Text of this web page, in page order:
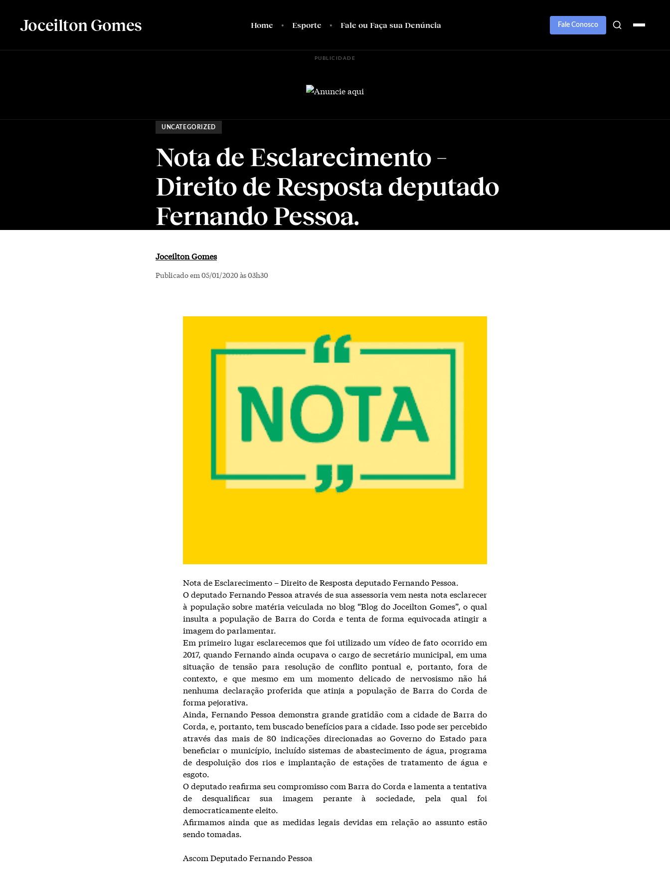
Joceilton Gomes Home Esporte Fale ou Faça sua Denúncia Fale Conosco
PUBLICIDADE
UNCATEGORIZED
Nota de Esclarecimento –
Direito de Resposta deputado
Fernando Pessoa.
Joceilton Gomes
Publicado em 05/01/2020 às 03h30
Nota de Esclarecimento – Direito de Resposta deputado Fernando Pessoa.
O deputado Fernando Pessoa através de sua assessoria vem nesta nota esclarecer
à população sobre matéria veiculada no blog “Blog do Joceilton Gomes”, o qual
insulta a população de Barra do Corda e tenta de forma equivocada atingir a
imagem do parlamentar.
Em primeiro lugar esclarecemos que foi utilizado um vídeo de fato ocorrido em
2017, quando Fernando ainda ocupava o cargo de secretário municipal, em uma
situação de tensão para resolução de conflito pontual e, portanto, fora de
contexto, e que mesmo em um momento delicado de nervosismo não há
nenhuma declaração proferida que atinja a população de Barra do Corda de
forma pejorativa.
Ainda, Fernando Pessoa demonstra grande gratidão com a cidade de Barra do
Corda, e, portanto, tem buscado benefícios para a cidade. Isso pode ser percebido
através das mais de 80 indicações direcionadas ao Governo do Estado para
beneficiar o município, incluído sistemas de abastecimento de água, programa
de despoluição dos rios e implantação de estações de tratamento de água e
esgoto.
O deputado reafirma seu compromisso com Barra do Corda e lamenta a tentativa
de desqualificar sua imagem perante à sociedade, pela qual foi
democraticamente eleito.
Afirmamos ainda que as medidas legais devidas em relação ao assunto estão
sendo tomadas.
Ascom Deputado Fernando Pessoa